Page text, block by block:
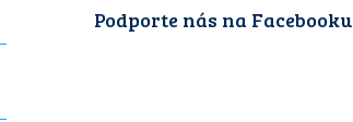
Podporte nás na Facebooku